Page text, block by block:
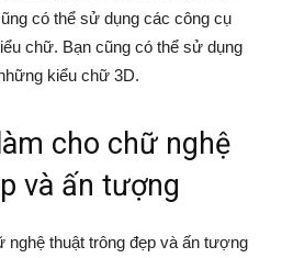
có thể sử dụng các công cụ
chữ. Bạn cũng có thể sử dụng
kiểu chữ 3D.
cho chữ nghệ
và ấn tượng
nghệ thuật trông đẹp và ấn tượng